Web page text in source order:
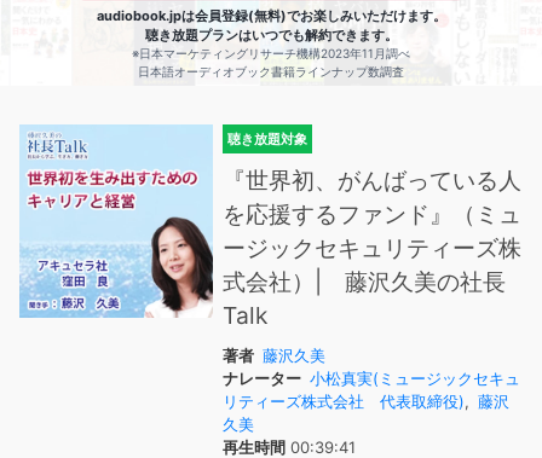
audiobook.jpは会員登録(無料)でお楽しみいただけます。
聴き放題プランはいつでも解約できます。
※日本マーケティングリサーチ機構2023年11月調べ
日本語オーディオブック書籍ラインナップ数調査
聴き放題対象
『世界初、がんばっている人
を応援するファンド』（ミュ
ージックセキュリティーズ株
式会社）| 藤沢久美の社長
Talk
著者 藤沢久美
ナレーター 小松真実(ミュージックセキュ
リティーズ株式会社 代表取締役), 藤沢
久美
再生時間 00:39:41